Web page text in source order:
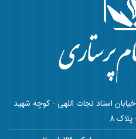
استاد نجات اللهی - کوچه شهید
8